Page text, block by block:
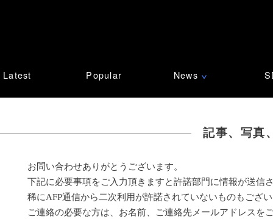
Latest Popular News ∨
記事、写真
お問い合わせありがとうございます。
下記に必要事項をご入力頂きますと許諾部門に情報が送信
稀にAFP通信から二次利用が許諾されていないものもござ
ご連絡の必要な方は、お名前、ご連絡先メールアドレスを